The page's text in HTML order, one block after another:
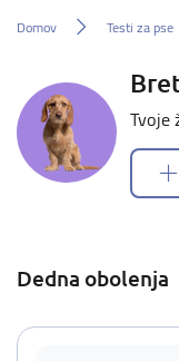
Domov Testi za pse
Tvoje
Dedna obolenja